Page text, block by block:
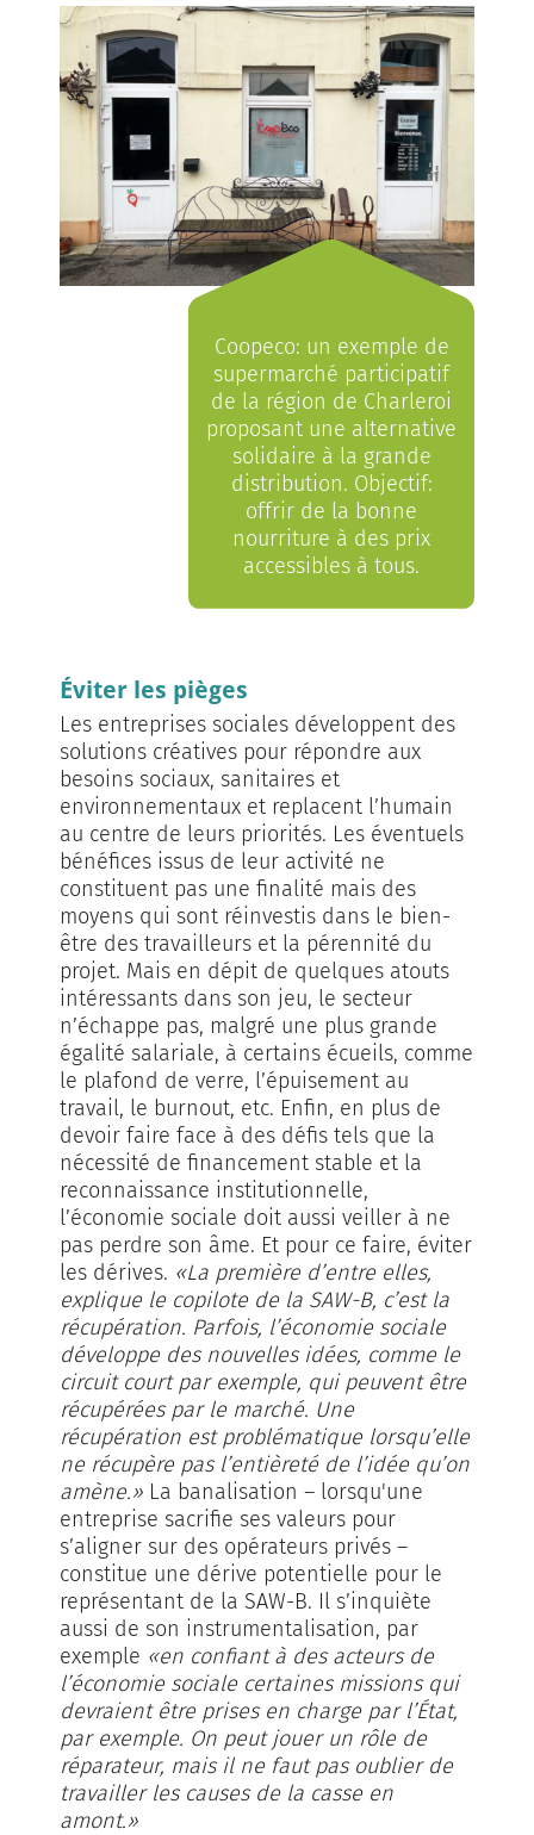
Coopeco: un exemple de
supermarché participatif
de la région de Charleroi
proposant une alternative
solidaire à la grande
distribution. Objectif:
offrir de la bonne
nourriture à des prix
accessibles à tous.
Éviter les pièges
Les entreprises sociales développent des
solutions créatives pour répondre aux
besoins sociaux, sanitaires et
environnementaux et replacent l’humain
au centre de leurs priorités. Les éventuels
bénéfices issus de leur activité ne
constituent pas une finalité mais des
moyens qui sont réinvestis dans le bien-
être des travailleurs et la pérennité du
projet. Mais en dépit de quelques atouts
intéressants dans son jeu, le secteur
n’échappe pas, malgré une plus grande
égalité salariale, à certains écueils, comme
le plafond de verre, l’épuisement au
travail, le burnout, etc. Enfin, en plus de
devoir faire face à des défis tels que la
nécessité de financement stable et la
reconnaissance institutionnelle,
l’économie sociale doit aussi veiller à ne
pas perdre son âme. Et pour ce faire, éviter
les dérives. «La première d’entre elles,
explique le copilote de la SAW-B, c’est la
récupération. Parfois, l’économie sociale
développe des nouvelles idées, comme le
circuit court par exemple, qui peuvent être
récupérées par le marché. Une
récupération est problématique lorsqu’elle
ne récupère pas l’entièreté de l’idée qu’on
amène.» La banalisation – lorsqu'une
entreprise sacrifie ses valeurs pour
s’aligner sur des opérateurs privés –
constitue une dérive potentielle pour le
représentant de la SAW-B. Il s’inquiète
aussi de son instrumentalisation, par
exemple «en confiant à des acteurs de
l’économie sociale certaines missions qui
devraient être prises en charge par l’État,
par exemple. On peut jouer un rôle de
réparateur, mais il ne faut pas oublier de
travailler les causes de la casse en
amont.»